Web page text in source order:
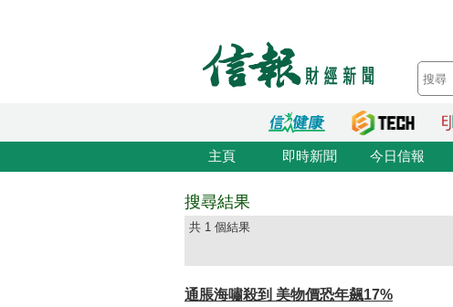
主頁 即時新聞 今日信報
搜尋結果
共 1 個結果
通脹海嘯殺到 美物價恐年飆17%